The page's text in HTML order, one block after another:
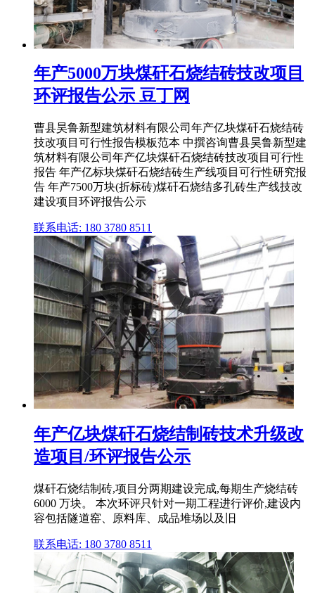
年产5000万块煤矸石烧结砖技改项目
环评报告公示 豆丁网
曹县昊鲁新型建筑材料有限公司年产亿块煤矸石烧结砖
技改项目可行性报告模板范本 中撰咨询曹县昊鲁新型建
筑材料有限公司年产亿块煤矸石烧结砖技改项目可行性
报告 年产亿标块煤矸石烧结砖生产线项目可行性研究报
告 年产7500万块(折标砖)煤矸石烧结多孔砖生产线技改
建设项目环评报告公示
联系电话: 180 3780 8511
年产亿块煤矸石烧结制砖技术升级改
造项目/环评报告公示
煤矸石烧结制砖,项目分两期建设完成,每期生产烧结砖
6000 万块。 本次环评只针对一期工程进行评价,建设内
容包括隧道窑、原料库、成品堆场以及旧
联系电话: 180 3780 8511